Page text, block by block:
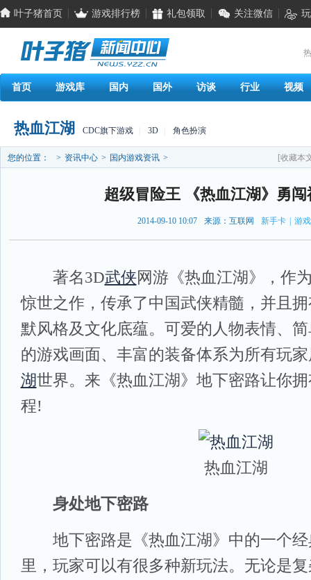
叶子猪首页 游戏排行榜 礼包领取 关注微信
首页 游戏库 国内 国外 访谈 行业 视频
热血江湖 CDC旗下游戏 3D 角色扮演
您的位置： > 资讯中心 > 国内游戏资讯 > [收藏本
超级冒险王 《热血江湖》勇
2014-09-10 10:07 来源：互联网 新手卡 游
著名3D武侠网游《热血江湖》，作
惊世之作，传承了中国武侠精髓，并且
默风格及文化底蕴。可爱的人物表情、
的游戏画面、丰富的装备体系为所有玩
湖世界。来《热血江湖》地下密路让你
程!
热血江湖
身处地下密路
地下密路是《热血江湖》中的一个经
里，玩家可以有很多种新玩法。无论是